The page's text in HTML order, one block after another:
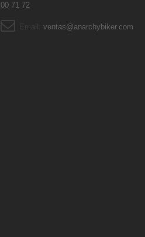
00 71 72
ventas@anarchybiker.com